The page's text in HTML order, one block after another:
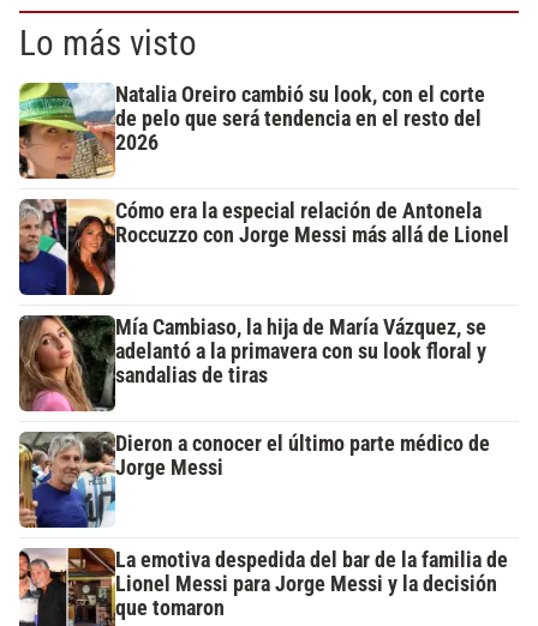
Lo más visto
Natalia Oreiro cambió su look, con el corte
de pelo que será tendencia en el resto del
2026
Cómo era la especial relación de Antonela
Roccuzzo con Jorge Messi más allá de Lionel
Mía Cambiaso, la hija de María Vázquez, se
adelantó a la primavera con su look floral y
sandalias de tiras
Dieron a conocer el último parte médico de
Jorge Messi
La emotiva despedida del bar de la familia de
Lionel Messi para Jorge Messi y la decisión
que tomaron